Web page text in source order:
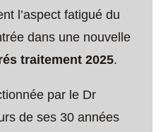
l’aspect fatigué du
dans une nouvelle
traitement 2025.
par le Dr
de ses 30 années